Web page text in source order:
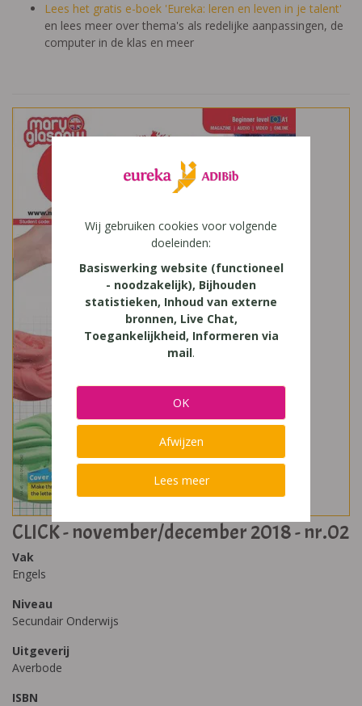
Lees het gratis e-boek 'Eureka: leren en leven in je talent'
en lees meer over thema's als redelijke aanpassingen, de
computer in de klas en meer
CLICK - november/december 2018 - nr.02
Vak
Engels
Niveau
Secundair Onderwijs
Uitgeverij
Averbode
ISBN
Wij gebruiken cookies voor volgende
doeleinden:
Basiswerking website (functioneel
- noodzakelijk), Bijhouden
statistieken, Inhoud van externe
bronnen, Live Chat,
Toegankelijkheid, Informeren via
mail.
OK
Afwijzen
Lees meer